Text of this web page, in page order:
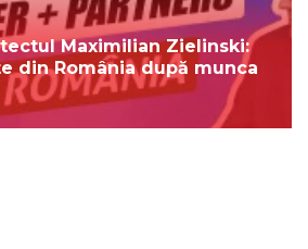
Maximilian Zielinski:
din România după munca